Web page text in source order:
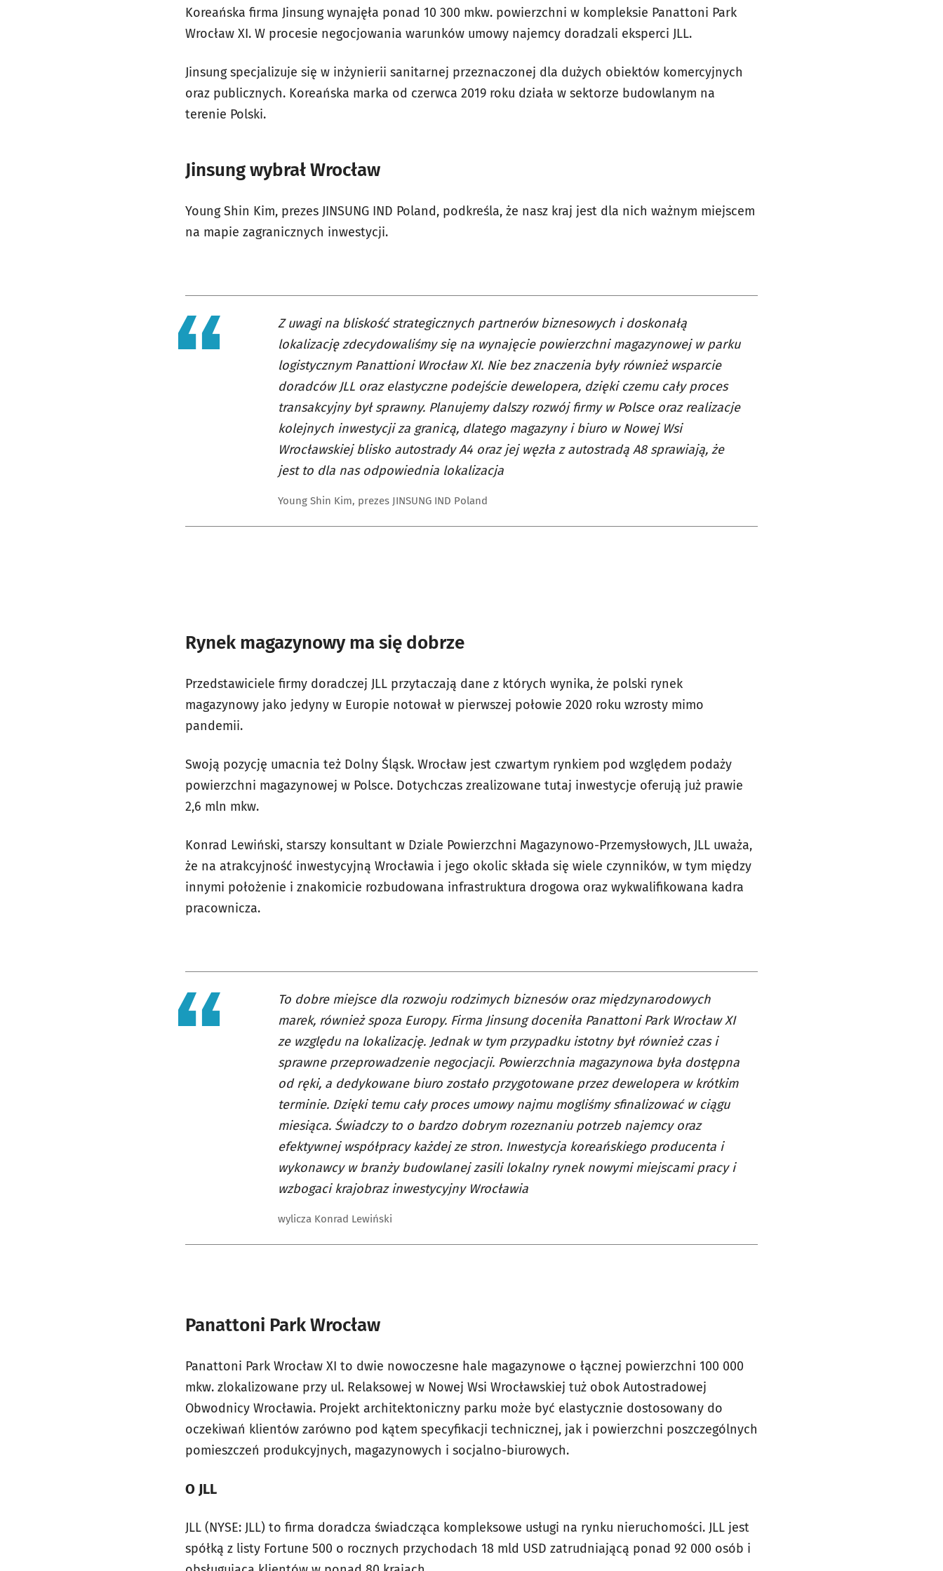
Koreańska firma Jinsung wynajęła ponad 10 300 mkw. powierzchni w kompleksie Panattoni Park
Wrocław XI. W procesie negocjowania warunków umowy najemcy doradzali eksperci JLL.
Jinsung specjalizuje się w inżynierii sanitarnej przeznaczonej dla dużych obiektów komercyjnych
oraz publicznych. Koreańska marka od czerwca 2019 roku działa w sektorze budowlanym na
terenie Polski.
Jinsung wybrał Wrocław
Young Shin Kim, prezes JINSUNG IND Poland, podkreśla, że nasz kraj jest dla nich ważnym miejscem
na mapie zagranicznych inwestycji.
Z uwagi na bliskość strategicznych partnerów biznesowych i doskonałą
lokalizację zdecydowaliśmy się na wynajęcie powierzchni magazynowej w parku
logistycznym Panattioni Wrocław XI. Nie bez znaczenia były również wsparcie
doradców JLL oraz elastyczne podejście dewelopera, dzięki czemu cały proces
transakcyjny był sprawny. Planujemy dalszy rozwój firmy w Polsce oraz realizacje
kolejnych inwestycji za granicą, dlatego magazyny i biuro w Nowej Wsi
Wrocławskiej blisko autostrady A4 oraz jej węzła z autostradą A8 sprawiają, że
jest to dla nas odpowiednia lokalizacja
Young Shin Kim, prezes JINSUNG IND Poland
Rynek magazynowy ma się dobrze
Przedstawiciele firmy doradczej JLL przytaczają dane z których wynika, że polski rynek
magazynowy jako jedyny w Europie notował w pierwszej połowie 2020 roku wzrosty mimo
pandemii.
Swoją pozycję umacnia też Dolny Śląsk. Wrocław jest czwartym rynkiem pod względem podaży
powierzchni magazynowej w Polsce. Dotychczas zrealizowane tutaj inwestycje oferują już prawie
2,6 mln mkw.
Konrad Lewiński, starszy konsultant w Dziale Powierzchni Magazynowo-Przemysłowych, JLL uważa,
że na atrakcyjność inwestycyjną Wrocławia i jego okolic składa się wiele czynników, w tym między
innymi położenie i znakomicie rozbudowana infrastruktura drogowa oraz wykwalifikowana kadra
pracownicza.
To dobre miejsce dla rozwoju rodzimych biznesów oraz międzynarodowych
marek, również spoza Europy. Firma Jinsung doceniła Panattoni Park Wrocław XI
ze względu na lokalizację. Jednak w tym przypadku istotny był również czas i
sprawne przeprowadzenie negocjacji. Powierzchnia magazynowa była dostępna
od ręki, a dedykowane biuro zostało przygotowane przez dewelopera w krótkim
terminie. Dzięki temu cały proces umowy najmu mogliśmy sfinalizować w ciągu
miesiąca. Świadczy to o bardzo dobrym rozeznaniu potrzeb najemcy oraz
efektywnej współpracy każdej ze stron. Inwestycja koreańskiego producenta i
wykonawcy w branży budowlanej zasili lokalny rynek nowymi miejscami pracy i
wzbogaci krajobraz inwestycyjny Wrocławia
wylicza Konrad Lewiński
Panattoni Park Wrocław
Panattoni Park Wrocław XI to dwie nowoczesne hale magazynowe o łącznej powierzchni 100 000
mkw. zlokalizowane przy ul. Relaksowej w Nowej Wsi Wrocławskiej tuż obok Autostradowej
Obwodnicy Wrocławia. Projekt architektoniczny parku może być elastycznie dostosowany do
oczekiwań klientów zarówno pod kątem specyfikacji technicznej, jak i powierzchni poszczególnych
pomieszczeń produkcyjnych, magazynowych i socjalno-biurowych.
O JLL
JLL (NYSE: JLL) to firma doradcza świadcząca kompleksowe usługi na rynku nieruchomości. JLL jest
spółką z listy Fortune 500 o rocznych przychodach 18 mld USD zatrudniającą ponad 92 000 osób i